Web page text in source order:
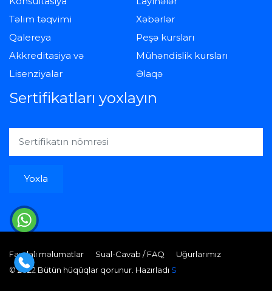
Təlim təqvimi
Xəbərlər
Qalereya
Peşə kursları
Akkreditasiya və
Lisenziyalar
Mühəndislik kursları
Əlaqə
Sertifikatları yoxlayın
Yoxla
Faydalı məlumatlar Sual-Cavab / FAQ
Uğurlarımız
© 2022 Bütün hüqüqlar qorunur. Hazırladı S